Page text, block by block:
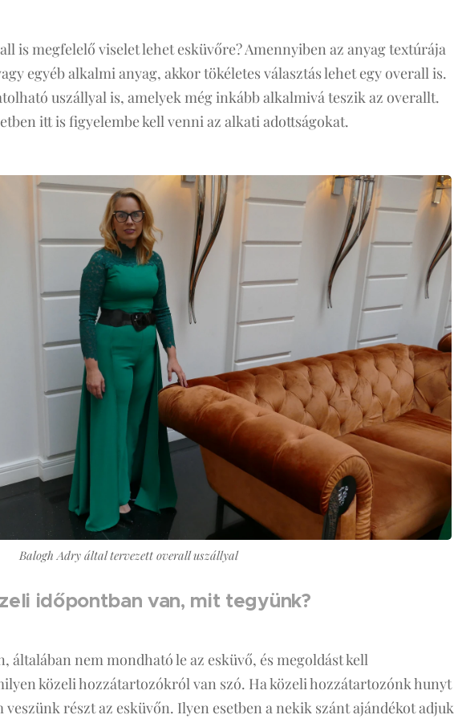
is megfelelő viselet lehet esküvőre? Amennyiben az anyag textúrája
egyéb alkalmi anyag, akkor tökéletes választás lehet egy overall is.
uszállyal is, amelyek még inkább alkalmivá teszik az overallt.
itt is figyelembe kell venni az alkati adottságokat.
Balogh Adry által tervezett overall uszállyal
időpontban van, mit tegyünk?
általában nem mondható le az esküvő, és megoldást kell
közeli hozzátartozókról van szó. Ha közeli hozzátartozónk hunyt
veszünk részt az esküvőn. Ilyen esetben a nekik szánt ajándékot adjuk